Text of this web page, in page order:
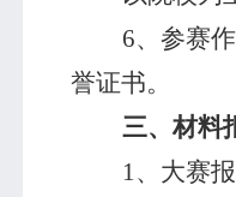
6、参赛
誉证书。
三、材料
1、大赛